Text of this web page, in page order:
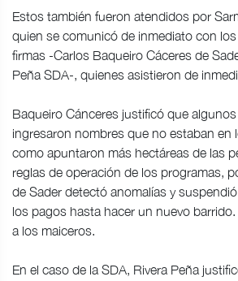
Estos también fueron atendidos por
quien se comunicó de inmediato con
firmas -Carlos Baqueiro Cáceres de
Peña SDA-, quienes asistieron de
Baqueiro Cánceres justificó que
ingresaron nombres que no estaban en
como apuntaron más hectáreas de las
reglas de operación de los programas,
de Sader detectó anomalías y
los pagos hasta hacer un nuevo
a los maiceros.
En el caso de la SDA, Rivera Peña